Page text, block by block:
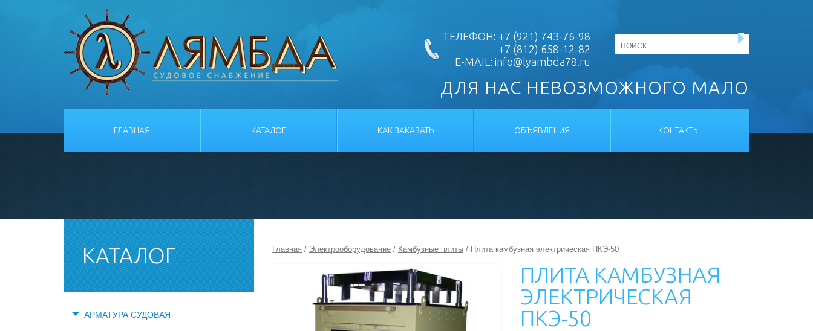
ТЕЛЕФОН: +7 (921) 743-76-98
+7 (812) 658-12-82
E-MAIL: info@lyambda78.ru
ДЛЯ НАС НЕВОЗМОЖНОГО МАЛО
ГЛАВНАЯ КАТАЛОГ КАК ЗАКАЗАТЬ ОБЪЯВЛЕНИЯ КОНТАКТЫ
КАТАЛОГ
АРМАТУРА СУДОВАЯ
Главная / Электрооборудование / Камбузные плиты / Плита камбузная электрическая ПКЭ-50
ПЛИТА КАМБУЗНАЯ
ЭЛЕКТРИЧЕСКАЯ
ПКЭ-50